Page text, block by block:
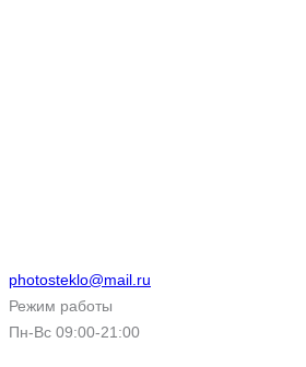
photosteklo@mail.ru
Режим работы
Пн-Вс 09:00-21:00